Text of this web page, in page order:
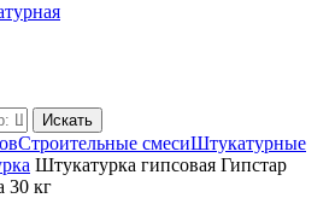
Искать
Строительные смесиШтукатурные
Штукатурка гипсовая Гипстар
30 кг